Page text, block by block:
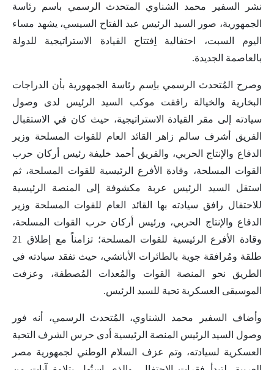
نشر السفير محمد الشناوي المتحدث الرسمي باسم رئاسة
الجمهورية، صور السيد الرئيس عبد الفتاح السيسي، يشهد مساء
اليوم السبت، احتفالية اِفتتاح القيادة الاستراتيجية للدولة
بالعاصمة الجديدة.
وصرح المُتحدث الرسمي باِسم رئاسة الجمهورية بأن الدراجات
البخارية والخيالة رافقت موكب السيد الرئيس لدى وصول
سيادته إلى مقر القيادة الاستراتيجية، حيث كان في الاستقبال
الفريق أشرف سالم زاهر القائد العام للقوات المسلحة وزير
الدفاع والإنتاج الحربي، والفريق أحمد خليفة رئيس أركان حرب
القوات المسلحة، وقادة الأفرع الرئيسية للقوات المسلحة، ثم
استقل السيد الرئيس عربة مكشوفة إلى المنصة الرئيسية
للاحتفال رافق سيادته بها القائد العام للقوات المسلحة وزير
الدفاع والإنتاج الحربي، ورئيس أركان حرب القوات المسلحة،
وقادة الأفرع الرئيسية للقوات المسلحة؛ تزامناً مع إطلاق 21
طلقة ومُرافقة جوية بالطائرات الأباتشي، حيث تفقد سيادته في
الطريق نحو المنصة القوات والمُعدات المُصطفة، وعزفت
الموسيقى العسكرية تحية للسيد الرئيس.
وأضاف السفير محمد الشناوي، المُتحدث الرسمي، أنه فور
وصول السيد الرئيس المنصة الرئيسية أدى حرس الشرف التحية
العسكرية لسيادته، وتم عزف السلام الوطني لجمهورية مصر